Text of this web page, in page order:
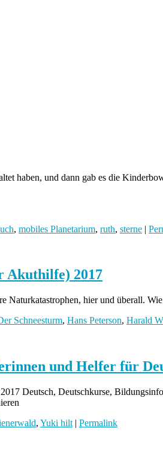
haben, und dann gab es die
, mobiles Planetarium, ruth, sterne |
Akuthilfe) 2017
Naturkatastrophen, hier und überall.
Schneesturm, Hans Peterson, Harald
und Helfer für
Deutsch, Deutschkurse,
, Yuki hilt | Permalink